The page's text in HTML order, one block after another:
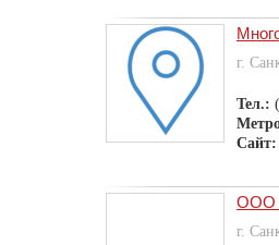
г.
Тел.:
Сайт:
ООО
г.